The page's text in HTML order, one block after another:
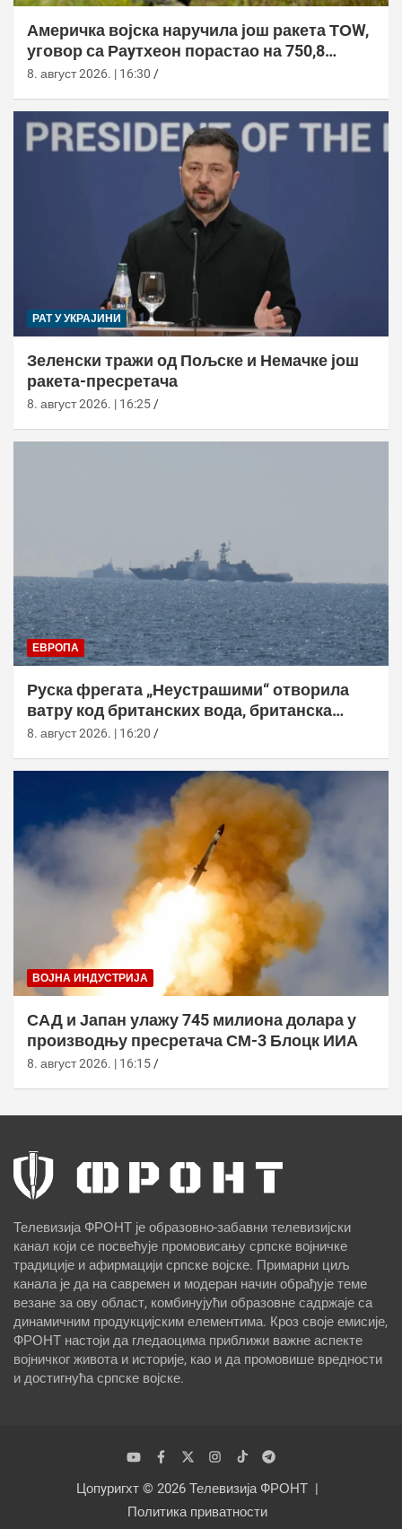
Америчка војска наручила још ракета ТОW,
уговор са Раyтхеон порастао на 750,8
милиона долара
8. август 2026. | 16:30
РАТ У УКРАЈИНИ
Зеленски тражи од Пољске и Немачке још
ракета-пресретача
8. август 2026. | 16:25
ЕВРОПА
Руска фрегата „Неустрашими“ отворила
ватру код британских вода, британска
морнарица појачала праћење
8. август 2026. | 16:20
ВОЈНА ИНДУСТРИЈА
САД и Јапан улажу 745 милиона долара у
производњу пресретача СМ-3 Блоцк ИИА
8. август 2026. | 16:15
Телевизија ФРОНТ је образовно-забавни телевизијски
канал који се посвећује промовисању српске војничке
традиције и афирмацији српске војске. Примарни циљ
канала је да на савремен и модеран начин обрађује теме
везане за ову област, комбинујући образовне садржаје са
динамичним продукцијским елементима. Кроз своје емисије,
ФРОНТ настоји да гледаоцима приближи важне аспекте
војничког живота и историје, као и да промовише вредности
и достигнућа српске војске.
Цопyригхт © 2026 Телевизија ФРОНТ
Политика приватности